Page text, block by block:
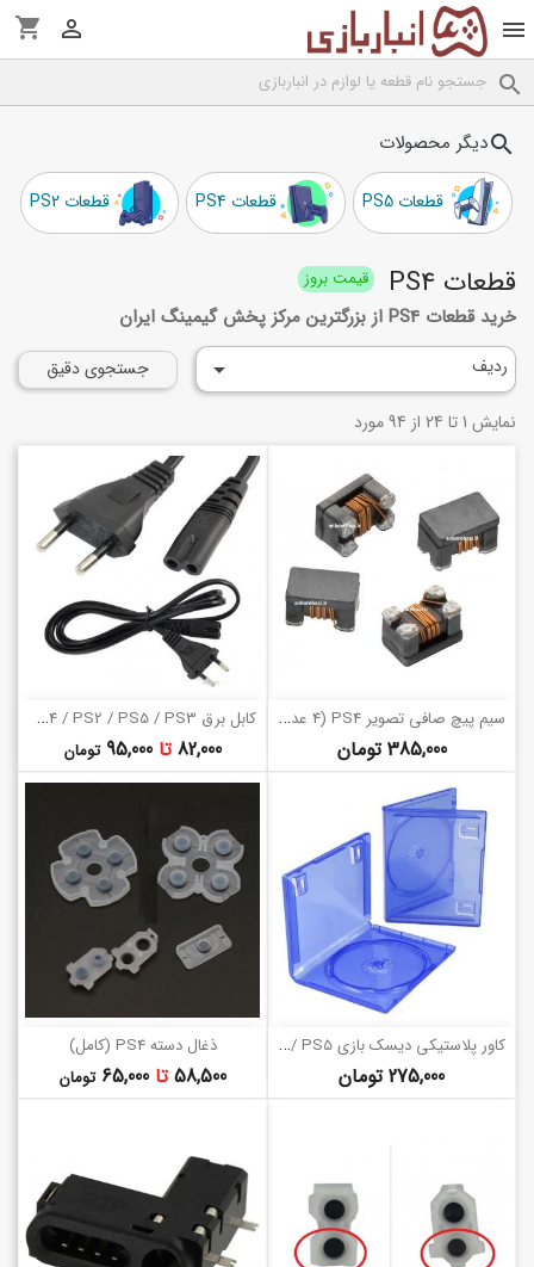

shopping_cart


searchدیگر محصولات
قطعات PS5 قطعات PS4 قطعات PS2
قطعات PS4 قیمت بروز
خرید قطعات PS4 از بزرگترین مرکز پخش گیمینگ ایران
ردیف  جستجوی دقیق
نمایش 1 تا 24 از 94 مورد
س
یم پیچ صافی تصویر PS4 (4 عددی)
قیمت385,000 تومان
ک
ابل برق PS4 / PS2 / PS5 / PS3
قیمت
82,000 تا95,000 تومان
ک
اور پلاستیکی دیسک بازی PS4 / PS5
قیمت275,000 تومان
ذغال دسته PS4 (کامل)
قیمت 58,500 تا65,000 تومان